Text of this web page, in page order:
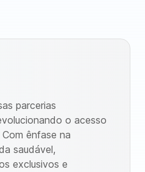
parcerias
o acesso
ênfase na
saudável,
exclusivos e